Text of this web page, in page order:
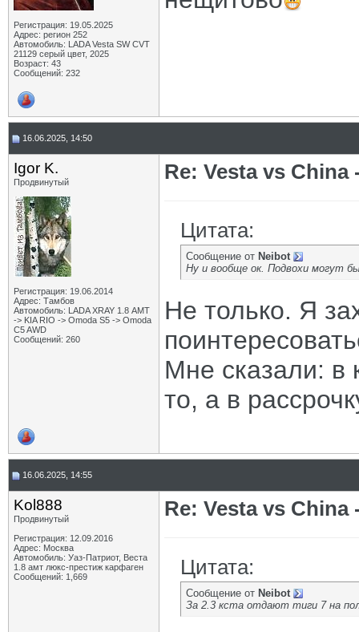
Регистрация: 19.05.2025
Адрес: регион 252
Автомобиль: LADA Vesta SW CVT
21129 серый цвет, 2025
Возраст: 43
Сообщений: 232
16.06.2025, 14:50
Igor K.
Продвинутый
Регистрация: 19.06.2014
Адрес: Тамбов
Автомобиль: LADA XRAY 1.8 АМТ
-> KIA RIO -> Omoda S5 -> Omoda
C5 AWD
Сообщений: 260
Re: Vesta vs China
Цитата:
Сообщение от Neibot
Ну и вообще ок. Подвохи могут
Не только. Я
Мне сказали: в
то, а в
16.06.2025, 14:55
Kol888
Продвинутый
Регистрация: 12.09.2016
Адрес: Москва
Автомобиль: Уаз-Патриот, Веста
1.8 амт люкс-престиж карфаген
Сообщений: 1,669
Re: Vesta vs China
Цитата:
Сообщение от Neibot
За 2.3 кста отдают тиги 7 на